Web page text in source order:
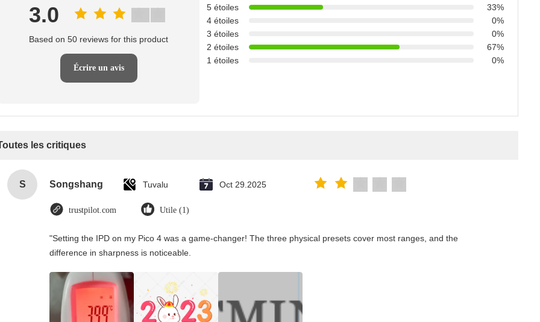
3.0
Based on 50 reviews for this product
Écrire un avis
5 étoiles
33%
4 étoiles
0%
3 étoiles
0%
2 étoiles
67%
1 étoiles
0%
les critiques
S Songshang Tuvalu Oct 29.2025
trustpilot.com Utile (1)
"Setting the IPD on my Pico 4 was a game-changer! The three physical presets cover most ranges, and the
difference in sharpness is noticeable.